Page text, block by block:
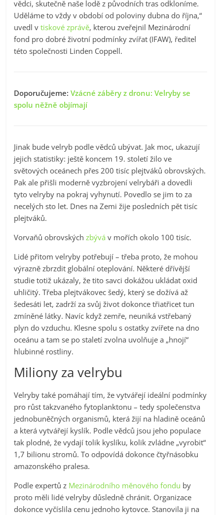
vědci, skutečně naše lodě z původních tras odkloníme.
Uděláme to vždy v období od poloviny dubna do října,“
uvedl vtiskové zprávě, kterou zveřejnil Mezinárodní
fond pro dobré životní podmínky zvířat (IFAW), ředitel
této společnosti Linden Coppell.
Doporučujeme:Vzácné záběry z dronu: Velryby se
spolu něžně objímají
Jinak bude velryb podle vědců ubývat. Jak moc, ukazují
jejich statistiky: ještě koncem 19. století žilo ve
světových oceánech přes 200 tisíc plejtváků obrovských.
Pak ale přišli moderně vyzbrojení velrybáři a dovedli
tyto velryby na pokraj vyhynutí. Povedlo se jim to za
necelých sto let. Dnes na Zemi žije posledních pět tisíc
plejtváků.
Vorvaňů obrovskýchzbývá v mořích okolo 100 tisíc.
Lidé přitom velryby potřebují – třeba proto, že mohou
výrazně zbrzdit globální oteplování. Některé dřívější
studie totiž ukázaly, že tito savci dokážou ukládat oxid
uhličitý. Třeba plejtvákovec šedý, který se dožívá až
šedesáti let, zadrží za svůj život dokonce třiatřicet tun
zmíněné látky. Navíc když zemře, neuniká vstřebaný
plyn do vzduchu. Klesne spolu s ostatky zvířete na dno
oceánu a tam se po staletí zvolna uvolňuje a „hnojí“
hlubinné rostliny.
Miliony za velrybu
Velryby také pomáhají tím, že vytvářejí ideální podmínky
pro růst takzvaného fytoplanktonu – tedy společenstva
jednobuněčných organismů, která žijí na hladině oceánů
a která vytvářejí kyslík. Podle vědců jsou jeho populace
tak plodné, že vydají tolik kyslíku, kolik zvládne „vyrobit“
1,7 bilionu stromů. To odpovídá dokonce čtyřnásobku
amazonského pralesa.
Podle expertů z Mezinárodního měnového fondu by
proto měli lidé velryby důsledně chránit. Organizace
dokonce vyčíslila cenu jednoho kytovce. Stanovila ji na